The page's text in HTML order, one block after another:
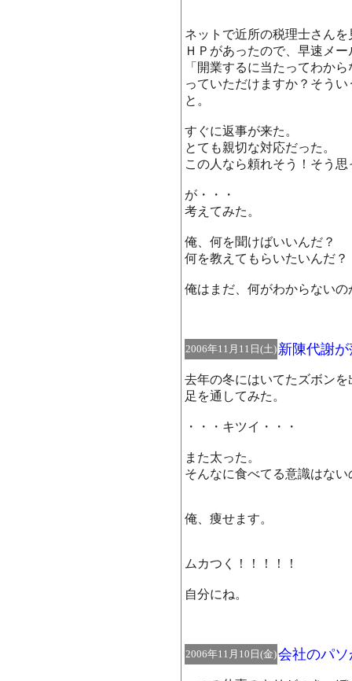
ネットで近所の税理士さんを
ＨＰがあったので、早速メ
「開業するに当たってわか
っていただけますか？そう
と。
すぐに返事が来た。
とても親切な対応だった。
この人なら頼れそう！そう思
が・・・
考えてみた。
俺、何を聞けばいいんだ？
何を教えてもらいたいんだ？
俺はまだ、何がわからない
2006年11月11日(土) 新陳代謝
去年の冬にはいてたズボンを
足を通してみた。
・・・キツイ・・・
また太った。
そんなに食べてる意識はな
俺、痩せます。
ムカつく！！！！！
自分にね。
2006年11月10日(金)会社のパ